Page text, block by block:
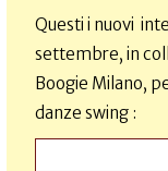
Questi i nuovi
settembre, in
Boogie Milano,
danze swing :